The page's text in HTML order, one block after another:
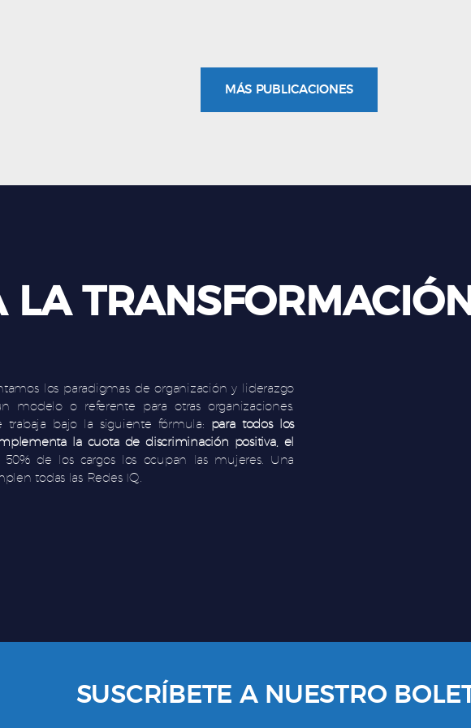
MÁS PUBLICACIONES
LA
los paradigmas de organización y liderazgo
modelo o referente para otras organizaciones.
trabaja bajo la siguiente fórmula: para todos los
la cuota de discriminación positiva, el
50% de los cargos los ocupan las mujeres. Una
todas las Redes IQ.
SUSCRÍBETE A NUESTRO